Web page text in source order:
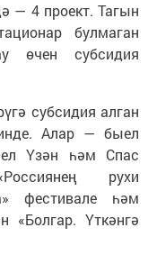
— 4 проект. Тагын
булмаган
өчен субсидия
субсидия алган
Алар — быел
Үзән һәм Спас
рухи
фестивале һәм
«Болгар. Үткәнгә